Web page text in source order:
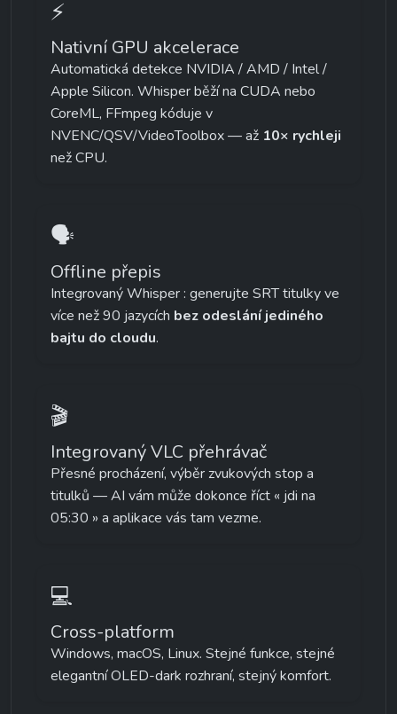
⚡
Nativní GPU akcelerace
Automatická detekce NVIDIA / AMD / Intel /
Apple Silicon. Whisper běží na CUDA nebo
CoreML, FFmpeg kóduje v
NVENC/QSV/VideoToolbox — až 10× rychleji
než CPU.
🗣️
Offline přepis
Integrovaný Whisper : generujte SRT titulky ve
více než 90 jazycích bez odeslání jediného
bajtu do cloudu.
🎬
Integrovaný VLC přehrávač
Přesné procházení, výběr zvukových stop a
titulků — AI vám může dokonce říct « jdi na
05:30 » a aplikace vás tam vezme.
💻
Cross-platform
Windows, macOS, Linux. Stejné funkce, stejné
elegantní OLED-dark rozhraní, stejný komfort.